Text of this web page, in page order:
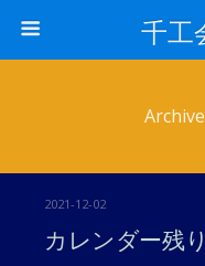
千工
2021-12-02
カレンダー残